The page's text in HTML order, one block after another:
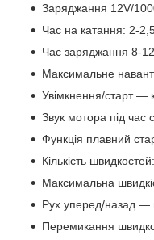
Заряджання 12V/
Час на катання: 2-
Час заряджання 8-
Максимальне
Увімкнення/старт —
Звук мотора під час
Функція плавний
Кількість
Максимальна
Рух уперед/назад —
Перемикання